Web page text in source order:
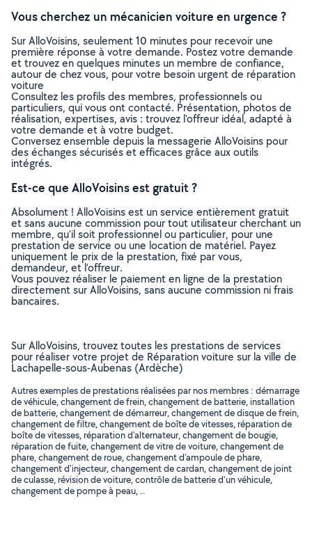
Vous cherchez un mécanicien voiture en urgence ?
Sur AlloVoisins, seulement 10 minutes pour recevoir une
première réponse à votre demande. Postez votre demande
et trouvez en quelques minutes un membre de confiance,
autour de chez vous, pour votre besoin urgent de réparation
voiture
Consultez les profils des membres, professionnels ou
particuliers, qui vous ont contacté. Présentation, photos de
réalisation, expertises, avis : trouvez l'offreur idéal, adapté à
votre demande et à votre budget.
Conversez ensemble depuis la messagerie AlloVoisins pour
des échanges sécurisés et efficaces grâce aux outils
intégrés.
Est-ce que AlloVoisins est gratuit ?
Absolument ! AlloVoisins est un service entièrement gratuit
et sans aucune commission pour tout utilisateur cherchant un
membre, qu’il soit professionnel ou particulier, pour une
prestation de service ou une location de matériel. Payez
uniquement le prix de la prestation, fixé par vous,
demandeur, et l’offreur.
Vous pouvez réaliser le paiement en ligne de la prestation
directement sur AlloVoisins, sans aucune commission ni frais
bancaires.
Sur AlloVoisins, trouvez toutes les prestations de services
pour réaliser votre projet de Réparation voiture sur la ville de
Lachapelle-sous-Aubenas (Ardèche)
Autres exemples de prestations réalisées par nos membres : démarrage
de véhicule, changement de frein, changement de batterie, installation
de batterie, changement de démarreur, changement de disque de frein,
changement de filtre, changement de boîte de vitesses, réparation de
boîte de vitesses, réparation d'alternateur, changement de bougie,
réparation de fuite, changement de vitre de voiture, changement de
phare, changement de roue, changement d'ampoule de phare,
changement d'injecteur, changement de cardan, changement de joint
de culasse, révision de voiture, contrôle de batterie d'un véhicule,
changement de pompe à peau, ..